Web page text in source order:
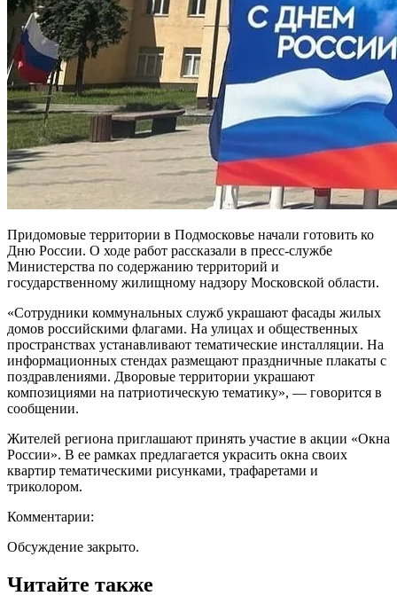
Придомовые территории в Подмосковье начали готовить ко
Дню России. О ходе работ рассказали в пресс-службе
Министерства по содержанию территорий и
государственному жилищному надзору Московской области.
«Сотрудники коммунальных служб украшают фасады жилых
домов российскими флагами. На улицах и общественных
пространствах устанавливают тематические инсталляции. На
информационных стендах размещают праздничные плакаты с
поздравлениями. Дворовые территории украшают
композициями на патриотическую тематику», — говорится в
сообщении.
Жителей региона приглашают принять участие в акции «Окна
России». В ее рамках предлагается украсить окна своих
квартир тематическими рисунками, трафаретами и
триколором.
Комментарии:
Обсуждение закрыто.
Читайте также